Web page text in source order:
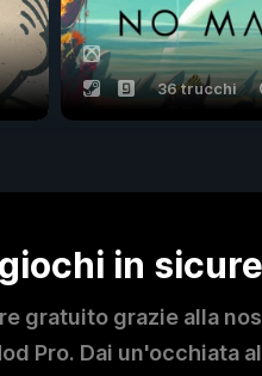
36 trucchi
in
gratuito grazie alla
Pro. Dai un'occhiata